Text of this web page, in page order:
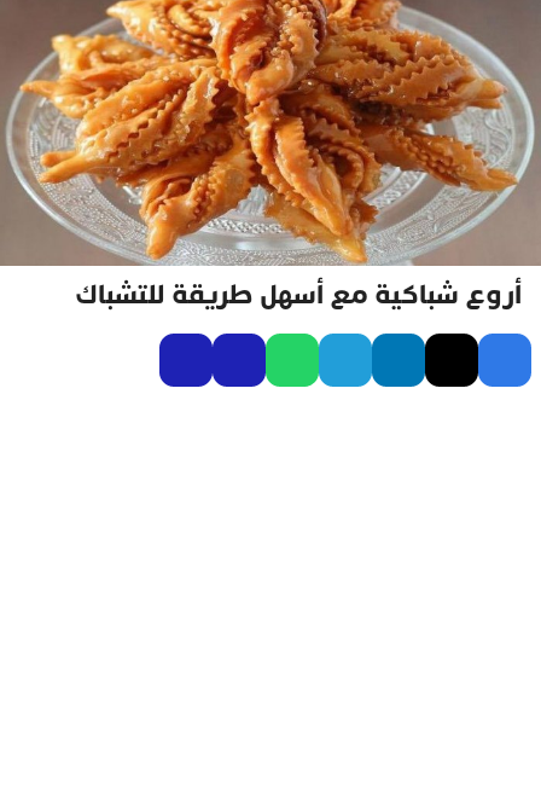
أروع شباكية مع أسهل طريقة للتشباك